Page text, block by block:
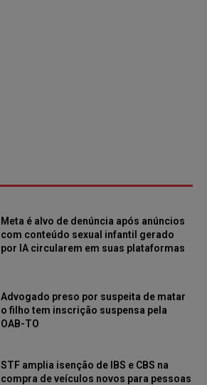
Meta é alvo de denúncia após anúncios
com conteúdo sexual infantil gerado
por IA circularem em suas plataformas
Advogado preso por suspeita de matar
o filho tem inscrição suspensa pela
OAB-TO
STF amplia isenção de IBS e CBS na
compra de veículos novos para pessoas